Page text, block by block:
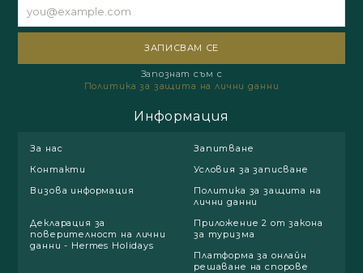
Запознат съм с
Политика за защита на лични данни
Информация
За нас
Запитване
Контакти
Условия за записване
Визова информация
Политика за защита на
лични данни
Декларация за
поверителност на лични
данни - Hermes Holidays
Приложение 2 от закона
за туризма
Платформа за онлайн
решаване на спорове